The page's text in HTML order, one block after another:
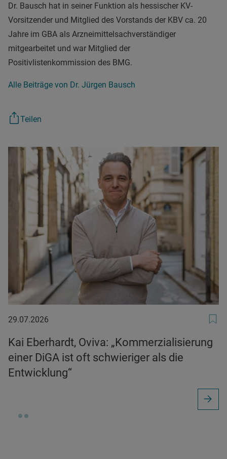
Dr. Bausch hat in seiner Funktion als hessischer KV-
Vorsitzender und Mitglied des Vorstands der KBV ca. 20
Jahre im GBA als Arzneimittelsachverständiger
mitgearbeitet und war Mitglied der
Positivlistenkommission des BMG.
Alle Beiträge von Dr. Jürgen Bausch
Teilen
29.07.2026
29.07.2026
Kai Eberhardt, Oviva: „Kommerzialisierung
einer DiGA ist oft schwieriger als die
Entwicklung“